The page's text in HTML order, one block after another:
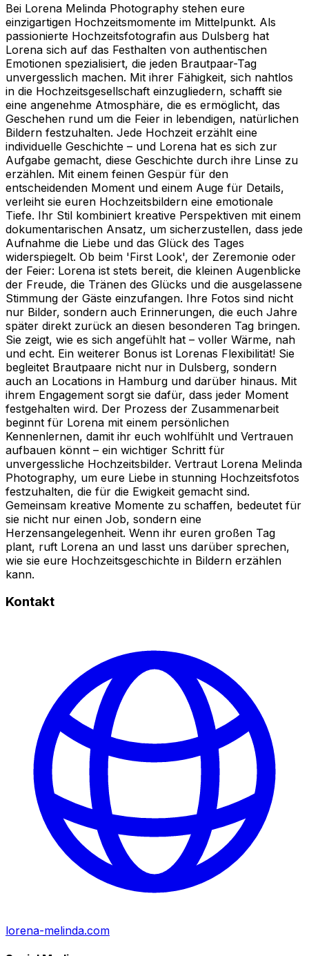
Bei Lorena Melinda Photography stehen eure
einzigartigen Hochzeitsmomente im Mittelpunkt. Als
passionierte Hochzeitsfotografin aus Dulsberg hat
Lorena sich auf das Festhalten von authentischen
Emotionen spezialisiert, die jeden Brautpaar-Tag
unvergesslich machen. Mit ihrer Fähigkeit, sich nahtlos
in die Hochzeitsgesellschaft einzugliedern, schafft sie
eine angenehme Atmosphäre, die es ermöglicht, das
Geschehen rund um die Feier in lebendigen, natürlichen
Bildern festzuhalten. Jede Hochzeit erzählt eine
individuelle Geschichte – und Lorena hat es sich zur
Aufgabe gemacht, diese Geschichte durch ihre Linse zu
erzählen. Mit einem feinen Gespür für den
entscheidenden Moment und einem Auge für Details,
verleiht sie euren Hochzeitsbildern eine emotionale
Tiefe. Ihr Stil kombiniert kreative Perspektiven mit einem
dokumentarischen Ansatz, um sicherzustellen, dass jede
Aufnahme die Liebe und das Glück des Tages
widerspiegelt. Ob beim 'First Look', der Zeremonie oder
der Feier: Lorena ist stets bereit, die kleinen Augenblicke
der Freude, die Tränen des Glücks und die ausgelassene
Stimmung der Gäste einzufangen. Ihre Fotos sind nicht
nur Bilder, sondern auch Erinnerungen, die euch Jahre
später direkt zurück an diesen besonderen Tag bringen.
Sie zeigt, wie es sich angefühlt hat – voller Wärme, nah
und echt. Ein weiterer Bonus ist Lorenas Flexibilität! Sie
begleitet Brautpaare nicht nur in Dulsberg, sondern
auch an Locations in Hamburg und darüber hinaus. Mit
ihrem Engagement sorgt sie dafür, dass jeder Moment
festgehalten wird. Der Prozess der Zusammenarbeit
beginnt für Lorena mit einem persönlichen
Kennenlernen, damit ihr euch wohlfühlt und Vertrauen
aufbauen könnt – ein wichtiger Schritt für
unvergessliche Hochzeitsbilder. Vertraut Lorena Melinda
Photography, um eure Liebe in stunning Hochzeitsfotos
festzuhalten, die für die Ewigkeit gemacht sind.
Gemeinsam kreative Momente zu schaffen, bedeutet für
sie nicht nur einen Job, sondern eine
Herzensangelegenheit. Wenn ihr euren großen Tag
plant, ruft Lorena an und lasst uns darüber sprechen,
wie sie eure Hochzeitsgeschichte in Bildern erzählen
kann.
Kontakt
lorena-melinda.com